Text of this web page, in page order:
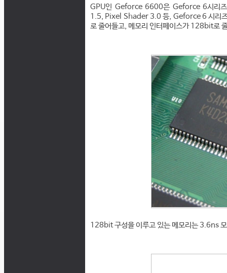
GPU인 Geforce 6600은 Geforce 6시리
1.5, Pixel Shader 3.0 등, Geforce 6 시리즈
로 줄어들고, 메모리 인터페이스가 128bit로
128bit 구성을 이루고 있는 메모리는 3.6ns